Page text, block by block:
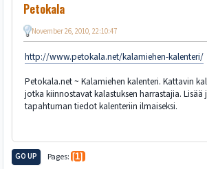
Petokala
November 26, 2010, 22:10:47
http://www.petokala.net/kalamiehen-kalenteri/
Petokala.net ~ Kalamiehen kalenteri. Kattavin
jotka kiinnostavat kalastuksen harrastajia. Lisää
tapahtuman tiedot kalenteriin ilmaiseksi.
GO UP Pages 1